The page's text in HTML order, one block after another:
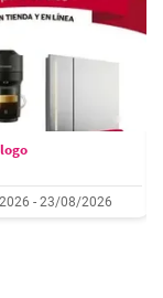
- 23/08/2026